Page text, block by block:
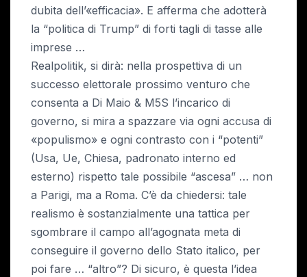
dubita dell’«efficacia». E afferma che adotterà
la “politica di Trump” di forti tagli di tasse alle
imprese …
Realpolitik, si dirà: nella prospettiva di un
successo elettorale prossimo venturo che
consenta a Di Maio & M5S l’incarico di
governo, si mira a spazzare via ogni accusa di
«populismo» e ogni contrasto con i “potenti”
(Usa, Ue, Chiesa, padronato interno ed
esterno) rispetto tale possibile “ascesa” … non
a Parigi, ma a Roma. C’è da chiedersi: tale
realismo è sostanzialmente una tattica per
sgombrare il campo all’agognata meta di
conseguire il governo dello Stato italico, per
poi fare … “altro”? Di sicuro, è questa l’idea